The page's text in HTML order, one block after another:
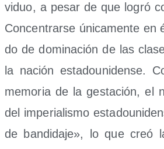
vi­duo, a pesar de que logró
Con­cen­trar­se úni­ca­men­te
do de domi­na­ción de las
la nación esta­dou­ni­den­se.
memo­ria de la ges­ta­ción, el
del impe­ria­lis­mo
de ban­di­da­je», lo que creó